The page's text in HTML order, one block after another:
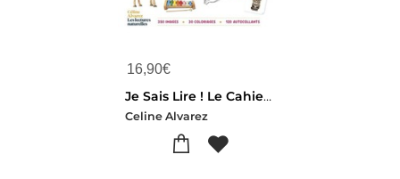
16,90€
Je Sais Lire ! Le Cahier D'activites
Celine Alvarez